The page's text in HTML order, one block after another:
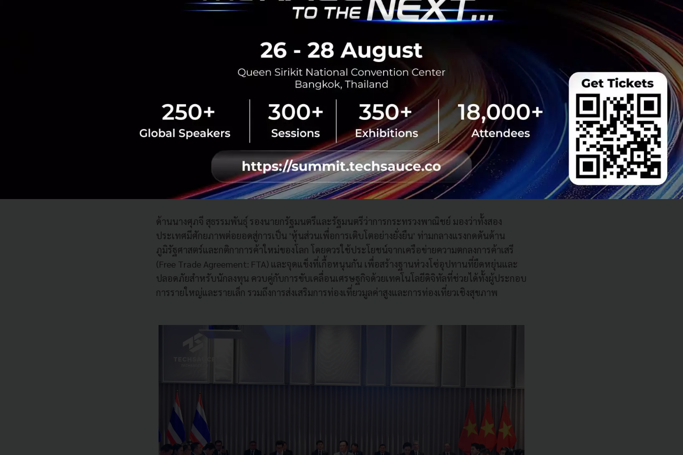
คุณเอกนิติ นิติทัณฑ์ประภาศ รองนายกรัฐมนตรีและรัฐมนตรีว่าการกระทรวงการคลัง ชี้ว่าหัวใจของ
ความร่วมมือไทย-เวียดนามคือยุทธศาสตร์ Three Connects ที่ประกอบด้วยการเชื่อมโยง 3 ด้าน คือ
ห่วงโซ่อุปทาน เศรษฐกิจท้องถิ่นและภาคบริการ และยุทธศาสตร์การเติบโตสีเขียว
ยุทธศาสตร์นี้สอดรับกับทิศทางการเปลี่ยนแปลงของโลกใน 3 เรื่องใหญ่ เรื่องแรกคือภูมิรัฐศาสตร์ที่ทั่ว
โลกหันมาให้ความสำคัญกับความมั่นคงปลอดภัย ซึ่งอาเซียนโดยเฉพาะไทยและเวียดนามถือเป็นพื้นที่
ปลอดภัยสำหรับการลงทุน เรื่องที่สองคือการมุ่งสู่พลังงานสะอาด ซึ่งนักลงทุนไทยมีความเชี่ยวชาญและ
ลงทุนในเวียดนามมายาวนาน จึงควรร่วมกันผลักดันการเชื่อมโยงพลังงานสะอาดทั่วทั้งภูมิภาค และ
เรื่องที่สามคือการเปลี่ยนผ่านสู่เทคโนโลยีดิจิทัลและ AI ที่ทั้งสองประเทศมีจุดแข็ง โดยเฉพาะการเชื่อม
โยงห่วงโซ่อุปทานในอุตสาหกรรมเซมิคอนดักเตอร์ ดาต้าเซ็นเตอร์ และการผลิตอุปกรณ์อิเล็กทรอนิกส์
ด้านนางศุภจี สุธรรมพันธุ์ รองนายกรัฐมนตรีและรัฐมนตรีว่าการกระทรวงพาณิชย์ มองว่าทั้งสอง
ประเทศมีศักยภาพต่อยอดสู่การเป็น 'หุ้นส่วนเพื่อการเติบโตอย่างยั่งยืน' ท่ามกลางแรงกดดันด้าน
ภูมิรัฐศาสตร์และกติกาการค้าใหม่ของโลก โดยควรใช้ประโยชน์จากเครือข่ายความตกลงการค้าเสรี
(Free Trade Agreement: FTA) และจุดแข็งที่เกื้อหนุนกัน เพื่อสร้างฐานห่วงโซ่อุปทานที่ยืดหยุ่นและ
ปลอดภัยสำหรับนักลงทุน ควบคู่กับการขับเคลื่อนเศรษฐกิจด้วยเทคโนโลยีดิจิทัลที่ช่วยได้ทั้งผู้ประกอบ
การรายใหญ่และรายเล็ก รวมถึงการส่งเสริมการท่องเที่ยวมูลค่าสูงและการท่องเที่ยวเชิงสุขภาพ